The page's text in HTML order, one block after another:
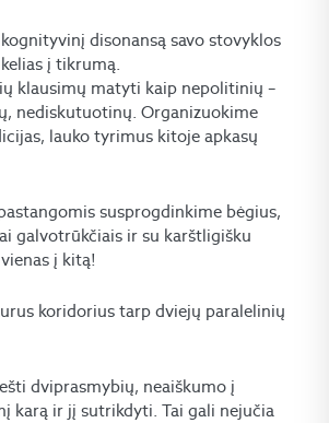
disonansą savo stovyklos
į tikrumą.
klausimų matyti kaip nepolitinių –
nediskutuotinų. Organizuokime
lauko tyrimus kitoje apkasų
susprogdinkime bėgius,
galvotrūkčiais ir su karštligišku
į kitą!
koridorius tarp dviejų paralelinių
dviprasmybių, neaiškumo į
karą ir jį sutrikdyti. Tai gali nejučia